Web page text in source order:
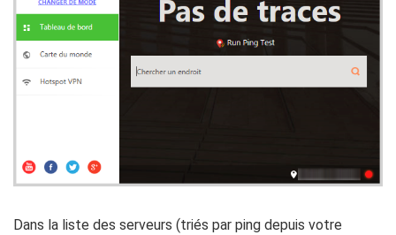
Dans la liste des serveurs (triés par ping depuis votre